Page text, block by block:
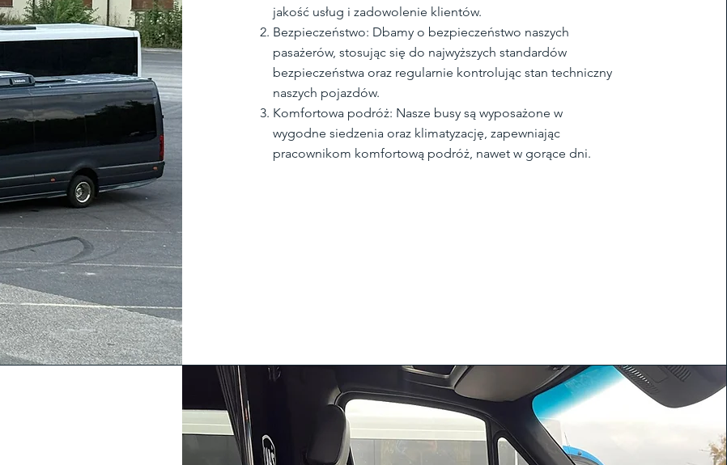
jakość usług i zadowolenie klientów.
Bezpieczeństwo: Dbamy o bezpieczeństwo naszych
pasażerów, stosując się do najwyższych standardów
bezpieczeństwa oraz regularnie kontrolując stan techniczny
naszych pojazdów.
Komfortowa podróż: Nasze busy są wyposażone w
wygodne siedzenia oraz klimatyzację, zapewniając
pracownikom komfortową podróż, nawet w gorące dni.